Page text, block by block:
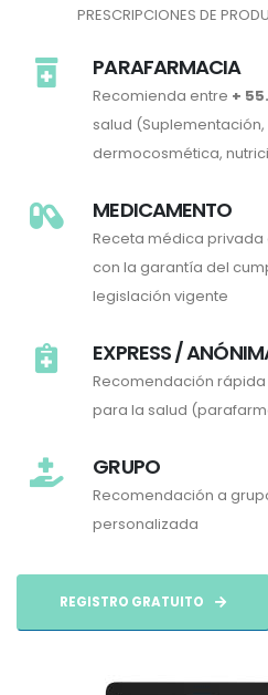
PRESCRIPCIONES DE
PARAFARMACIA
Recomienda entre +
salud
dermocosmética,
MEDICAMENTO
Receta médica
con la garantía del
legislación vigente
EXPRESS /
Recomendación
para la salud
GRUPO
Recomendación a
personalizada
REGISTRO GRATUITO